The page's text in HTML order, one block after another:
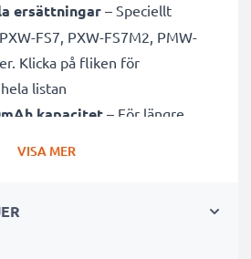
ersättningar– Speciellt
FS7, PXW-FS7M2, PMW-
Klicka på fliken för
listan
kapacitet – För längre
VISA MER